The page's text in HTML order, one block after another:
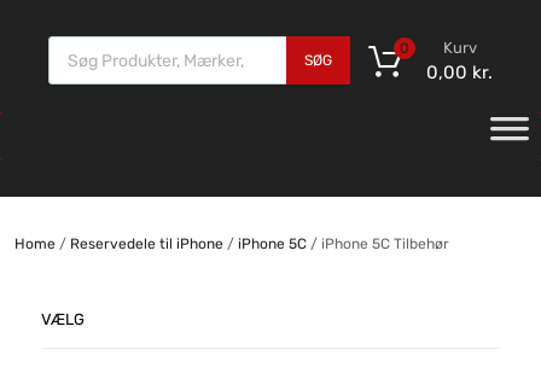
SØG
Kurv
0,00 kr.
0
Home/ Reservedele til iPhone/ iPhone 5C/ iPhone 5C Tilbehør
VÆLG